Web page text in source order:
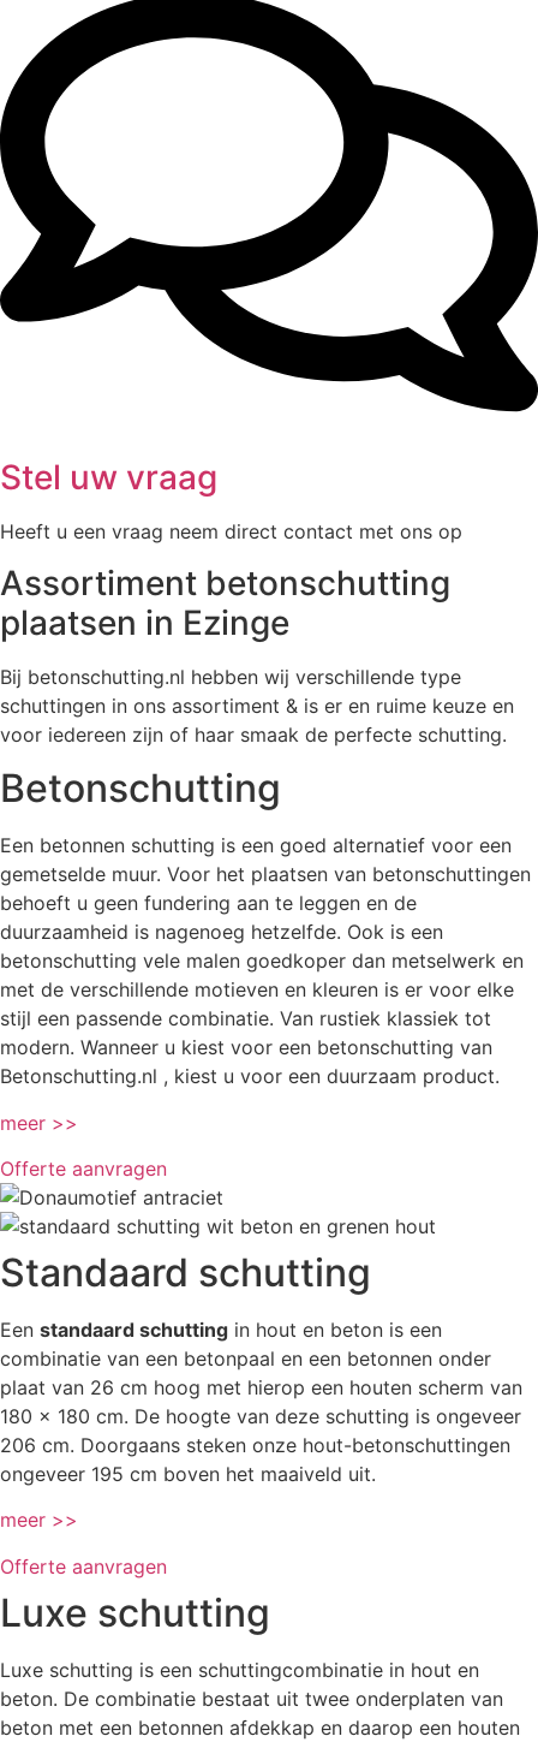
Stel uw vraag
Heeft u een vraag neem direct contact met ons op
Assortiment betonschutting
plaatsen in Ezinge
Bij betonschutting.nl hebben wij verschillende type
schuttingen in ons assortiment & is er en ruime keuze en
voor iedereen zijn of haar smaak de perfecte schutting.
Betonschutting
Een betonnen schutting is een goed alternatief voor een
gemetselde muur. Voor het plaatsen van betonschuttingen
behoeft u geen fundering aan te leggen en de
duurzaamheid is nagenoeg hetzelfde. Ook is een
betonschutting vele malen goedkoper dan metselwerk en
met de verschillende motieven en kleuren is er voor elke
stijl een passende combinatie. Van rustiek klassiek tot
modern. Wanneer u kiest voor een betonschutting van
Betonschutting.nl , kiest u voor een duurzaam product.
meer >>
Offerte aanvragen
Standaard schutting
Een standaard schutting in hout en beton is een
combinatie van een betonpaal en een betonnen onder
plaat van 26 cm hoog met hierop een houten scherm van
180 x 180 cm. De hoogte van deze schutting is ongeveer
206 cm. Doorgaans steken onze hout-betonschuttingen
ongeveer 195 cm boven het maaiveld uit.
meer >>
Offerte aanvragen
Luxe schutting
Luxe schutting is een schuttingcombinatie in hout en
beton. De combinatie bestaat uit twee onderplaten van
beton met een betonnen afdekkap en daarop een houten